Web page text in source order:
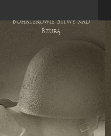
Bohaterowie Bitwy nad
Bzurą